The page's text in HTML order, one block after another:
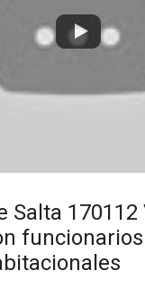
Salta 170112